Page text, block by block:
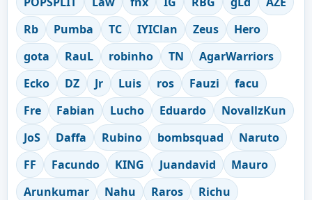
Rb
Pumba TC IYIClan Zeus
Hero
gota
RauL robinho TN
AgarWarriors
Ecko
DZ Jr Luis ros Fauzi
facu
Fre
Fabian Lucho Eduardo
NovallzKun
JoS
Daffa Rubino bombsquad
Naruto
FF
Facundo KING Juandavid
Mauro
Arunkumar
Nahu Raros
Richu